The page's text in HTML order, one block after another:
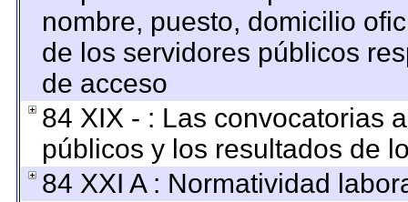
nombre, puesto, domicilio
de los servidores públicos
de acceso
84 XIX - : Las convocatorias
públicos y los resultados de
84 XXI A : Normatividad